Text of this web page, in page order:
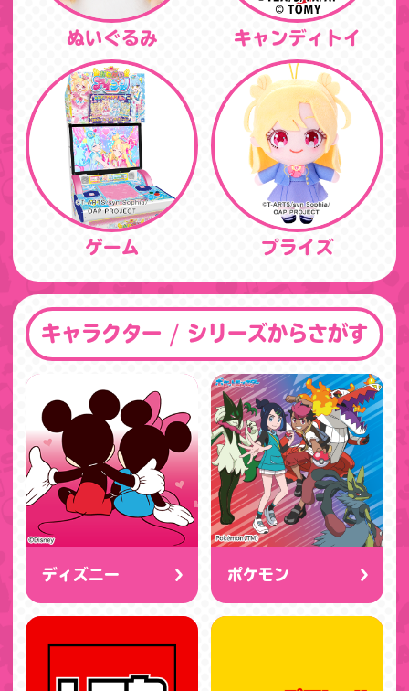
ぬいぐるみ キャンディトイ
ゲーム プライズ
キャラクター / シリーズからさがす
ディズニー ポケモン